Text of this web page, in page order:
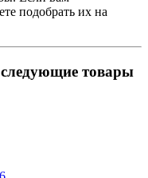
подобрать их на
товары